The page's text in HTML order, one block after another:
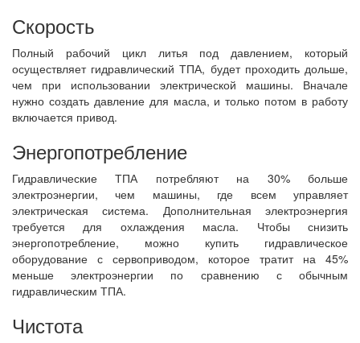
Скорость
Полный рабочий цикл литья под давлением, который
осуществляет гидравлический ТПА, будет проходить дольше,
чем при использовании электрической машины. Вначале
нужно создать давление для масла, и только потом в работу
включается привод.
Энергопотребление
Гидравлические ТПА потребляют на 30% больше
электроэнергии, чем машины, где всем управляет
электрическая система. Дополнительная электроэнергия
требуется для охлаждения масла. Чтобы снизить
энергопотребление, можно купить гидравлическое
оборудование с сервоприводом, которое тратит на 45%
меньше электроэнергии по сравнению с обычным
гидравлическим ТПА.
Чистота